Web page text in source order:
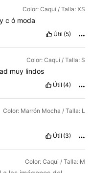
Color: Caqui / Talla: XS
ycó moda
Útil (5)
Color: Caqui / Talla: S
muy lindos
Útil (4)
Color: Marrón Mocha / Talla: L
Útil (3)
Color: Caqui / Talla: M